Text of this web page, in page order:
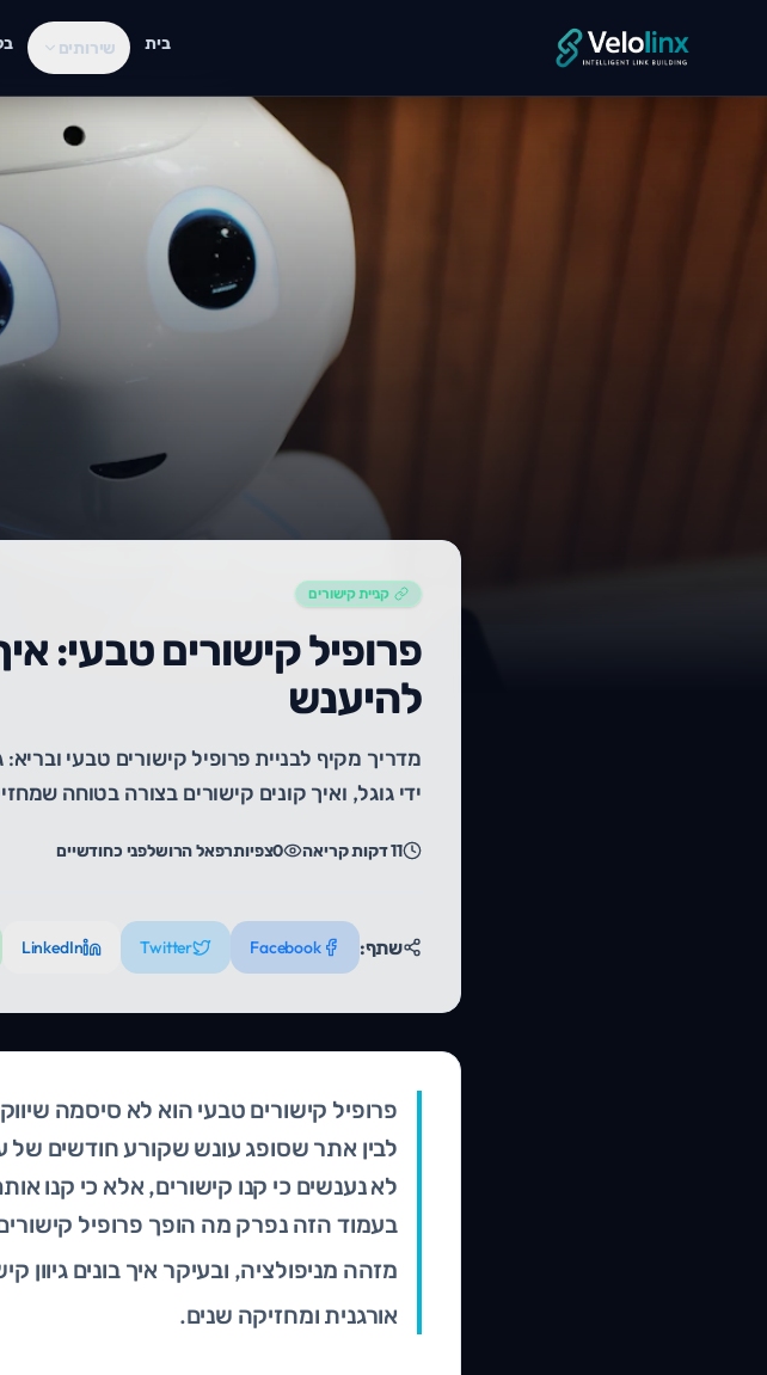
בית שירותים
קניית קישורים
פרופיל קישורים טבעי:
להיענש
מדריך מקיף לבניית פרופיל קישורים טבעי ובריא:
ידי גוגל, ואיך קונים קישורים בצורה בטוחה
11דקות קריאה 0צפיותרפאל הרושלפני כחודשיים
שתף: Facebook
Twitter
LinkedIn
פרופיל קישורים טבעי הוא לא סיסמה
לבין אתר שסופג עונש שקורע חודשים של
לא נענשים כי קנו קישורים, אלא כי קנו
מזהה מניפולציה, ובעיקר איך בונים גיוון
אורגנית ומחזיקה שנים.